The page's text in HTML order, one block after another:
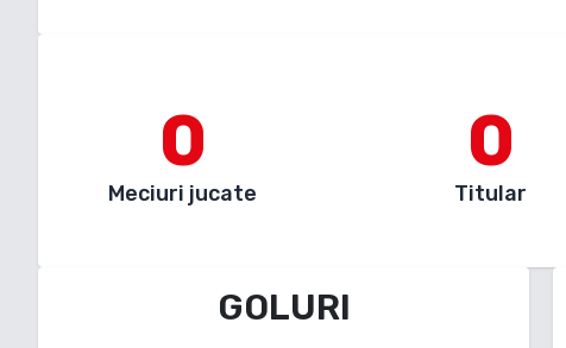
0
Meciuri jucate
0
Titular
GOLURI